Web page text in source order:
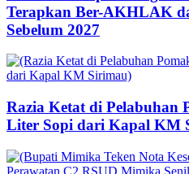
Terapkan Ber-AKHLAK
Sebelum 2027
Razia Ketat di Pelabuhan
Liter Sopi dari Kapal KM